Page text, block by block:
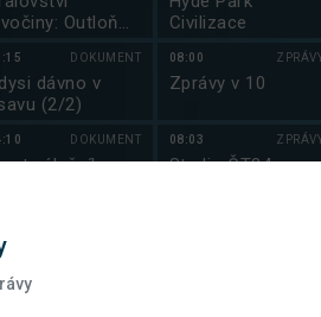
Outloň
DOKUMENT
dávno v
(2/2)
DOKUMENT
válečníka
kolem
Civilizace
08:00
Zprávy v 10
08:03
Studio ČT24